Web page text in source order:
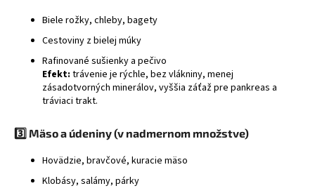
Biele rožky, chleby, bagety
Cestoviny z bielej múky
Rafinované sušienky a pečivo
Efekt: trávenie je rýchle, bez vlákniny, menej
zásadotvorných minerálov, vyššia záťaž pre pankreas a
tráviaci trakt.
3️⃣ Mäso a údeniny (v nadmernom množstve)
Hovädzie, bravčové, kuracie mäso
Klobásy, salámy, párky
HĽADAŤ